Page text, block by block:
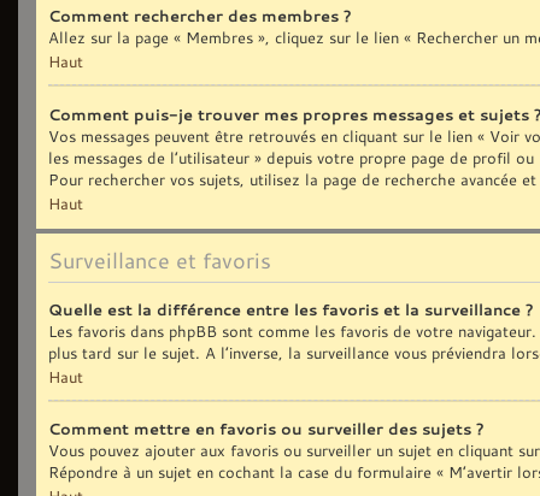
Comment rechercher des membres ?
Allez sur la page « Membres », cliquez sur le lien « Rechercher un
Haut
Comment puis-je trouver mes propres messages et sujets
Vos messages peuvent être retrouvés en cliquant sur le lien « Voir
les messages de l’utilisateur » depuis votre propre page de profil
Pour rechercher vos sujets, utilisez la page de recherche avancée
Haut
Surveillance et favoris
Quelle est la différence entre les favoris et la surveillance ?
Les favoris dans phpBB sont comme les favoris de votre
plus tard sur le sujet. A l’inverse, la surveillance vous préviendra
Haut
Comment mettre en favoris ou surveiller des sujets ?
Vous pouvez ajouter aux favoris ou surveiller un sujet en cliquant
Répondre à un sujet en cochant la case du formulaire « M’avertir